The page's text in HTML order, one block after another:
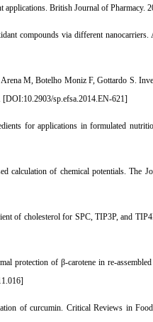
British Journal of Pharmacy.
compounds via different
M, Botelho Moniz F, Gottardo S.
[DOI:10.2903/sp.efsa.2014.EN-621]
for applications in formulated
calculation of chemical potentials. The
of cholesterol for SPC, TIP3P, and
protection of β-carotene in re-
]
of curcumin. Critical Reviews in